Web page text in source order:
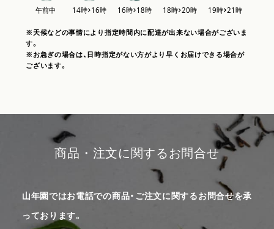
※天候などの事情により指定時間内に配達が出来ない場合がございま
す。
※お急ぎの場合は、日時指定がない方がより早くお届けできる場合が
ございます。
商品・注文に関するお問合せ
山年園ではお電話での商品・ご注文に関するお問合せを承
っております。